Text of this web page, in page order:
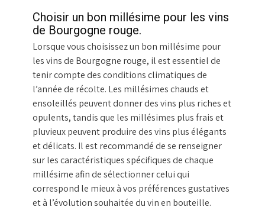
Choisir un bon millésime pour les vins
de Bourgogne rouge.
Lorsque vous choisissez un bon millésime pour
les vins de Bourgogne rouge, il est essentiel de
tenir compte des conditions climatiques de
l’année de récolte. Les millésimes chauds et
ensoleillés peuvent donner des vins plus riches et
opulents, tandis que les millésimes plus frais et
pluvieux peuvent produire des vins plus élégants
et délicats. Il est recommandé de se renseigner
sur les caractéristiques spécifiques de chaque
millésime afin de sélectionner celui qui
correspond le mieux à vos préférences gustatives
et à l’évolution souhaitée du vin en bouteille.